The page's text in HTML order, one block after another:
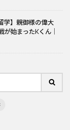
学】親御様の偉大
始まったKくん｜